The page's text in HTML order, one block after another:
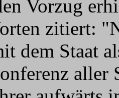
Vorzug
zitiert:
dem Staat
aller